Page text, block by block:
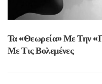
Τα «Θεωρεία» Με Την
Με Τις Βολεμένες